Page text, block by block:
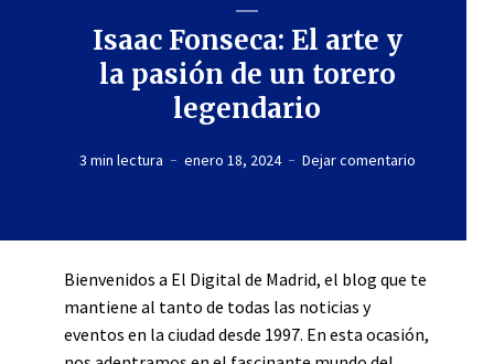
Isaac Fonseca: El arte y
la pasión de un torero
legendario
3 min lectura enero 18, 2024 Dejar comentario
Bienvenidos a El Digital de Madrid, el blog que te
mantiene al tanto de todas las noticias y
eventos en la ciudad desde 1997. En esta ocasión,